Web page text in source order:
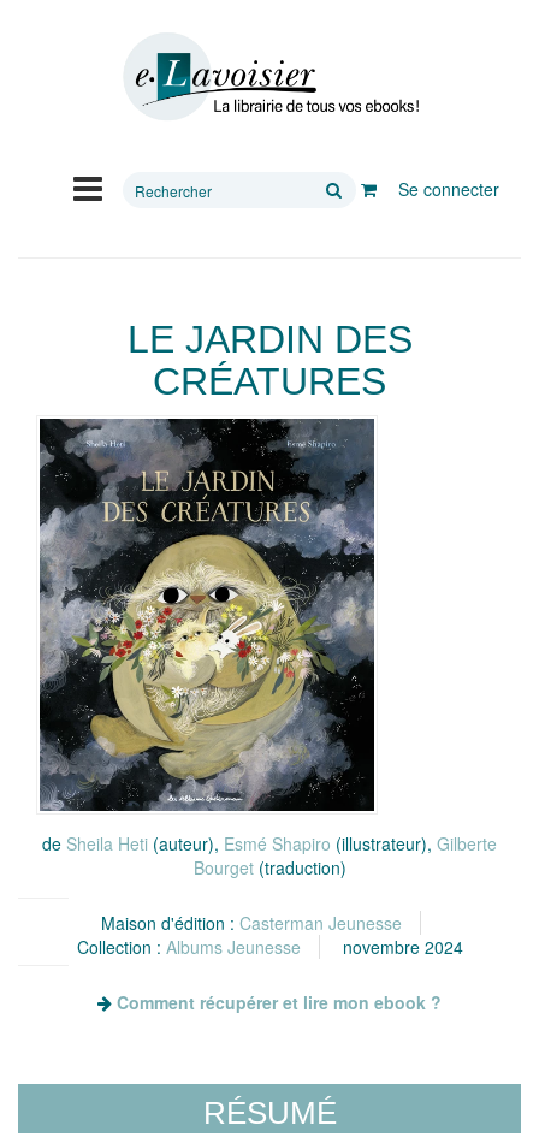
Rechercher
Se connecter
LE JARDIN DES
CRÉATURES
de Sheila Heti (auteur), Esmé Shapiro (illustrateur), Gilberte
Bourget(traduction)
Maison d'édition : Casterman Jeunesse
Collection : Albums Jeunesse novembre 2024
Comment récupérer et lire mon ebook ?
RÉSUMÉ